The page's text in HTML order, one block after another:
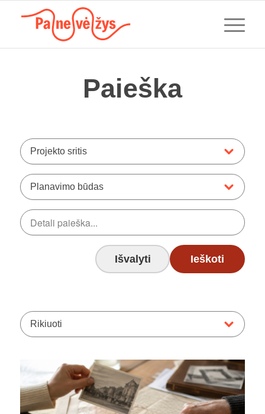
Paieška
Projekto sritis
Planavimo būdas
Išvalyti Ieškoti
Rikiuoti